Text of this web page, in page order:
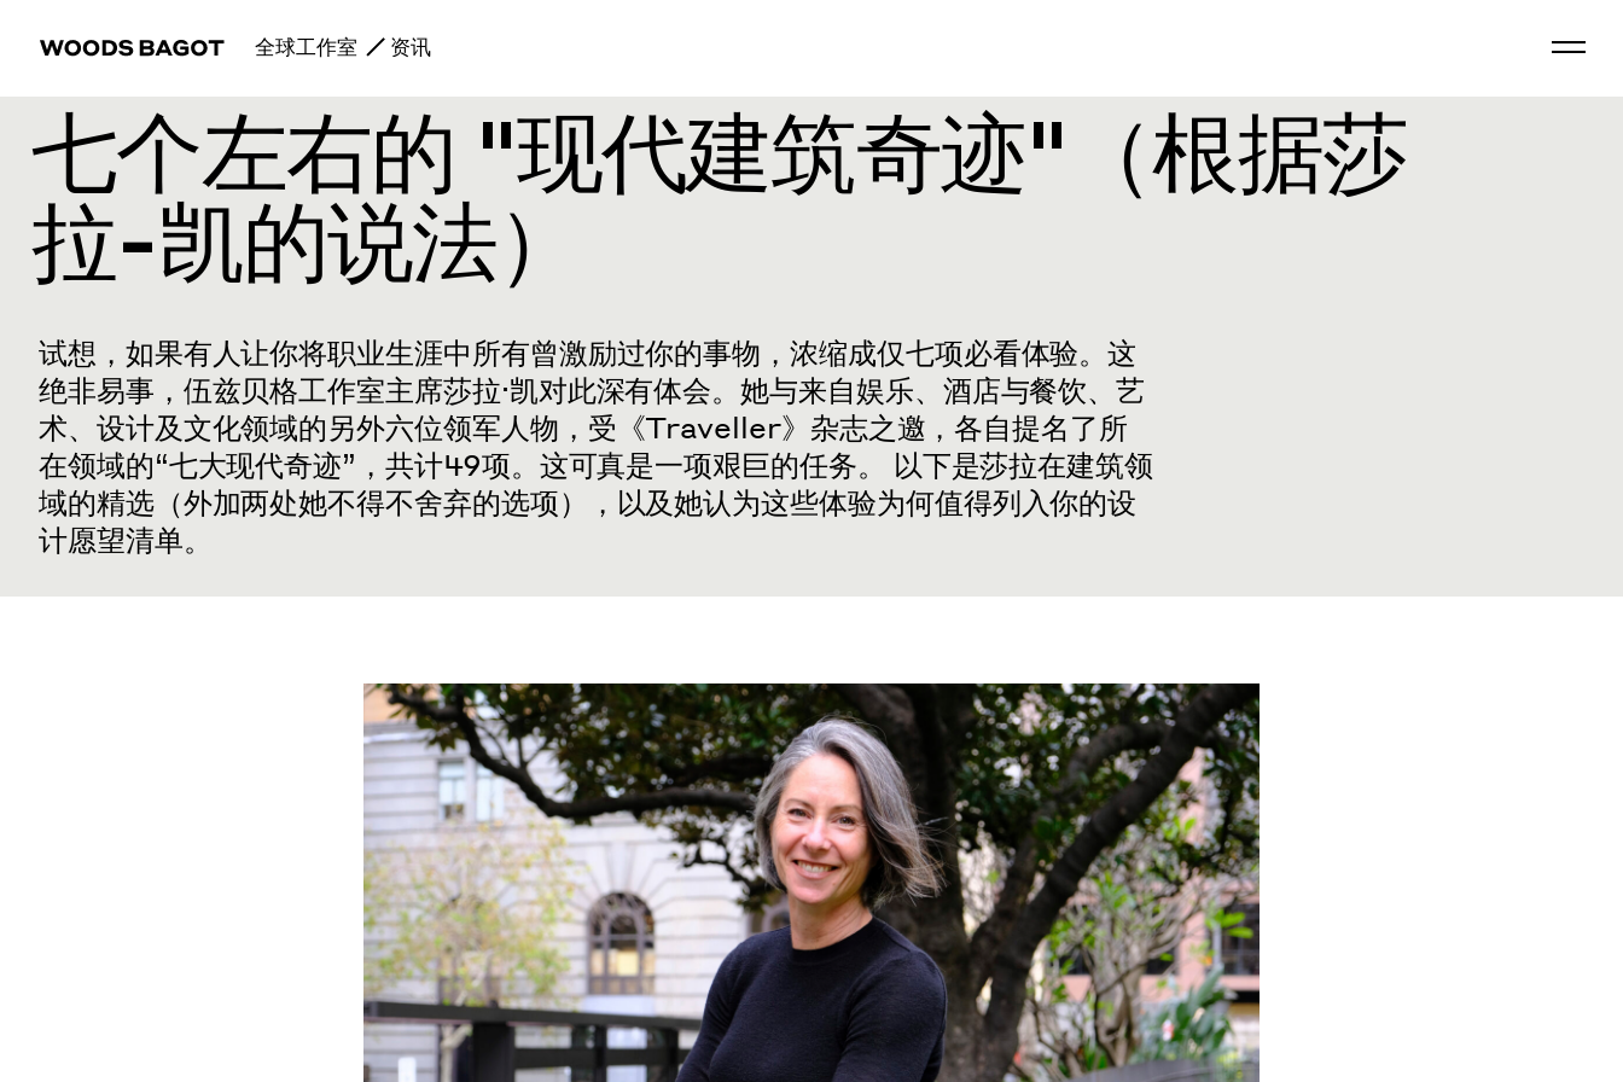
全球工作室 资讯
七个左右的 "现代建筑奇迹"（根据莎
拉-凯的说法）
试想，如果有人让你将职业生涯中所有曾激励过你的事物，浓缩成仅七项必看体验。这
绝非易事，伍兹贝格工作室主席莎拉·凯对此深有体会。她与来自娱乐、酒店与餐饮、艺
术、设计及文化领域的另外六位领军人物，受《Traveller》杂志之邀，各自提名了所
在领域的“七大现代奇迹”，共计49项。这可真是一项艰巨的任务。 以下是莎拉在建筑领
域的精选（外加两处她不得不舍弃的选项），以及她认为这些体验为何值得列入你的设
计愿望清单。